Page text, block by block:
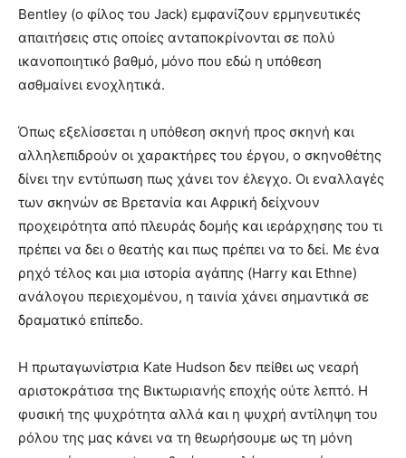
Bentley (ο φίλος του Jack) εμφανίζουν ερμηνευτικές
απαιτήσεις στις οποίες ανταποκρίνονται σε πολύ
ικανοποιητικό βαθμό, μόνο που εδώ η υπόθεση
ασθμαίνει ενοχλητικά.
Όπως εξελίσσεται η υπόθεση σκηνή προς σκηνή και
αλληλεπιδρούν οι χαρακτήρες του έργου, ο σκηνοθέτης
δίνει την εντύπωση πως χάνει τον έλεγχο. Οι εναλλαγές
των σκηνών σε Βρετανία και Αφρική δείχνουν
προχειρότητα από πλευράς δομής και ιεράρχησης του τι
πρέπει να δει ο θεατής και πως πρέπει να το δεί. Με ένα
ρηχό τέλος και μια ιστορία αγάπης (Harry και Ethne)
ανάλογου περιεχομένου, η ταινία χάνει σημαντικά σε
δραματικό επίπεδο.
Η πρωταγωνίστρια Kate Hudson δεν πείθει ως νεαρή
αριστοκράτισα της Βικτωριανής εποχής ούτε λεπτό. Η
φυσική της ψυχρότητα αλλά και η ψυχρή αντίληψη του
ρόλου της μας κάνει να τη θεωρήσουμε ως τη μόνη